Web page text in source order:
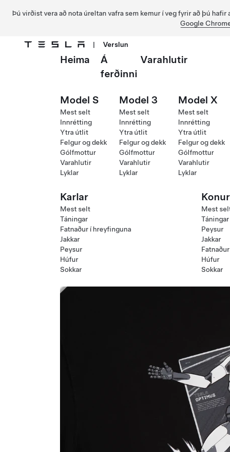
Þú virðist vera að nota úreltan vafra sem kemur í veg fyrir að þú
Google
| Verslun
Heima
Á
ferðinni
Varahlutir
Model S
Mest selt
Innrétting
Ytra útlit
Felgur og dekk
Gólfmottur
Varahlutir
Lyklar
Model 3
Mest selt
Innrétting
Ytra útlit
Felgur og dekk
Gólfmottur
Varahlutir
Lyklar
Model X
Mest selt
Innrétting
Ytra útlit
Felgur og dekk
Gólfmottur
Varahlutir
Lyklar
Karlar
Mest selt
Táningar
Fatnaður í hreyfinguna
Jakkar
Peysur
Húfur
Sokkar
Konur
Mest
Táningar
Peysur
Jakkar
Húfur
Sokkar